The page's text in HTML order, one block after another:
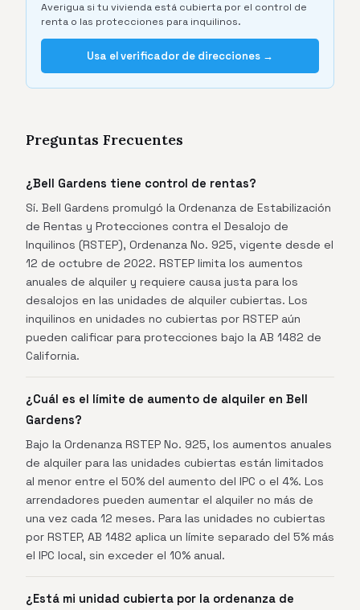
Averigua si tu vivienda está cubierta por el control de
renta o las protecciones para inquilinos.
Usa el verificador de direcciones →
Preguntas Frecuentes
¿Bell Gardens tiene control de rentas?
Sí. Bell Gardens promulgó la Ordenanza de Estabilización
de Rentas y Protecciones contra el Desalojo de
Inquilinos (RSTEP), Ordenanza No. 925, vigente desde el
12 de octubre de 2022. RSTEP limita los aumentos
anuales de alquiler y requiere causa justa para los
desalojos en las unidades de alquiler cubiertas. Los
inquilinos en unidades no cubiertas por RSTEP aún
pueden calificar para protecciones bajo la AB 1482 de
California.
¿Cuál es el límite de aumento de alquiler en Bell
Gardens?
Bajo la Ordenanza RSTEP No. 925, los aumentos anuales
de alquiler para las unidades cubiertas están limitados
al menor entre el 50% del aumento del IPC o el 4%. Los
arrendadores pueden aumentar el alquiler no más de
una vez cada 12 meses. Para las unidades no cubiertas
por RSTEP, AB 1482 aplica un límite separado del 5% más
el IPC local, sin exceder el 10% anual.
¿Está mi unidad cubierta por la ordenanza de